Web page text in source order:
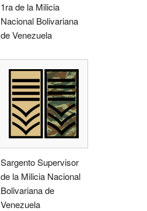
1ra de la Milicia
Nacional Bolivariana
de Venezuela
Sargento Supervisor
de la Milicia Nacional
Bolivariana de
Venezuela